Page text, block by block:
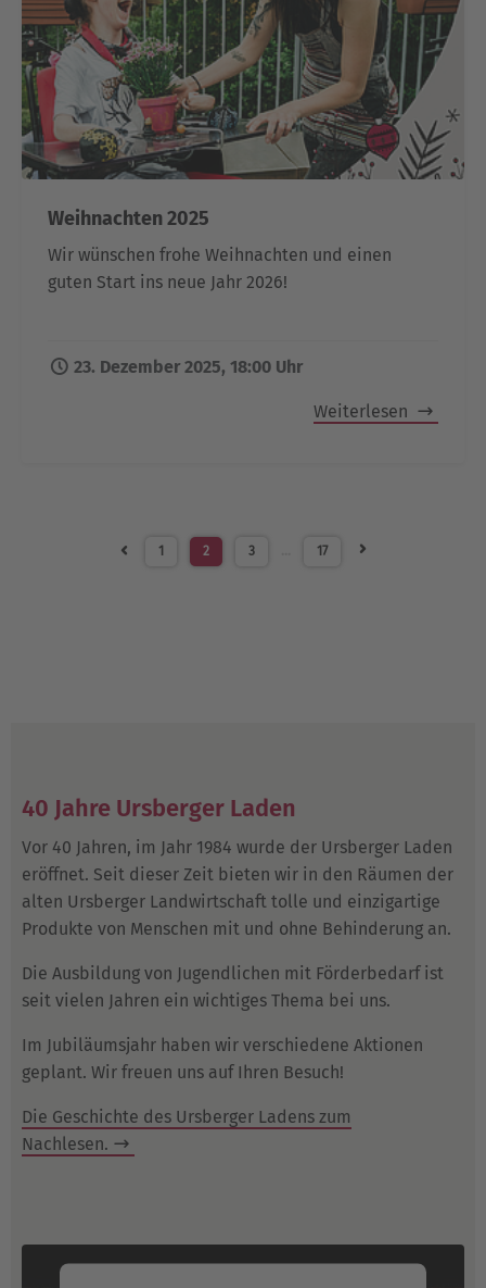
Weihnachten 2025
Wir wünschen frohe Weihnachten und einen
guten Start ins neue Jahr 2026!
23. Dezember 2025, 18:00 Uhr
Weiterlesen
1 2 3 17
40 Jahre Ursberger Laden
Vor 40 Jahren, im Jahr 1984 wurde der Ursberger Laden
eröffnet. Seit dieser Zeit bieten wir in den Räumen der
alten Ursberger Landwirtschaft tolle und einzigartige
Produkte von Menschen mit und ohne Behinderung an.
Die Ausbildung von Jugendlichen mit Förderbedarf ist
seit vielen Jahren ein wichtiges Thema bei uns.
Im Jubiläumsjahr haben wir verschiedene Aktionen
geplant. Wir freuen uns auf Ihren Besuch!
Die Geschichte des Ursberger Ladens zum
Nachlesen.